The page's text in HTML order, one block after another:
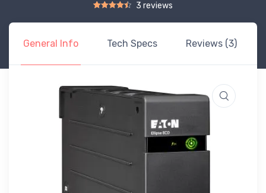
Rated4.50out of 5 based on
2 customer ratings
3 reviews
General Info Tech Specs Reviews (3)